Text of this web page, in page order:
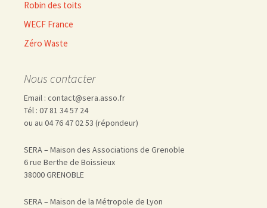
Robin des toits
WECF France
Zéro Waste
Nous contacter
Email : contact@sera.asso.fr
Tél : 07 81 34 57 24
ou au 04 76 47 02 53 (répondeur)
SERA – Maison des Associations de Grenoble
6 rue Berthe de Boissieux
38000 GRENOBLE
SERA – Maison de la Métropole de Lyon